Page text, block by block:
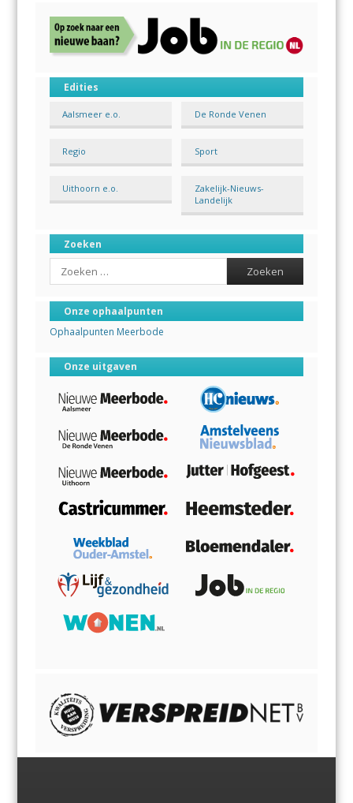
Edities
Aalsmeer e.o. De Ronde Venen
Regio Sport
Uithoorn e.o.
Zakelijk-Nieuws-
Landelijk
Zoeken
Search
Onze ophaalpunten
Ophaalpunten Meerbode
Onze uitgaven